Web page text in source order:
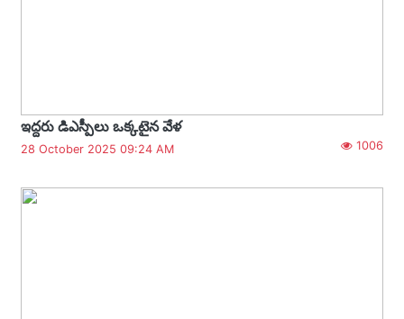
ఇద్దరు డిఎస్పీలు ఒక్కటైన వేళ
28 October 2025 09:24 AM 1006